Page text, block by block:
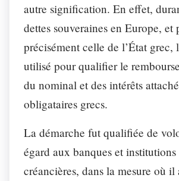
autre signification. En effet,
dettes souveraines en Europe, et
précisément celle de l’État grec,
utilisé pour qualifier le
du nominal et des intérêts
obligataires grecs.
La démarche fut qualifiée de
égard aux banques et
créancières, dans la mesure où il